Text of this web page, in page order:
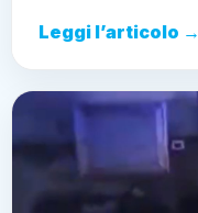
Leggi l’articolo →